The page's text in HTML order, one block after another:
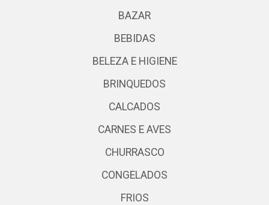
BAZAR
BEBIDAS
BELEZA E HIGIENE
BRINQUEDOS
CALCADOS
CARNES E AVES
CHURRASCO
CONGELADOS
FRIOS